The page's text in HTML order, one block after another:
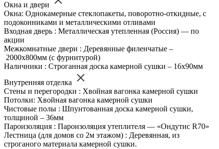
Окна и двери
Окна: Однокамерные стеклопакеты, поворотно-откидные, с
подоконниками и металлическими отливами
Входная дверь : Металлическая утепленная (Россия) — по
акции
Межкомнатные двери : Деревянные филенчатые –
2000х800мм (с фурнитурой)
Наличники : Строганная доска камерной сушки – 16х90мм
Внутренняя отделка
Стены и перегородки : Хвойная вагонка камерной сушки
Потолки: Хвойная вагонка камерной сушки
Чистовые полы : Шпунтованная доска камерной сушки,
толщиной – 36мм
Пароизоляция : Пароизоляция утеплителя — «Ондутис R70»
Лестница (для домов со 2м этажом) : Деревянная, из
строганого материала камерной сушки.